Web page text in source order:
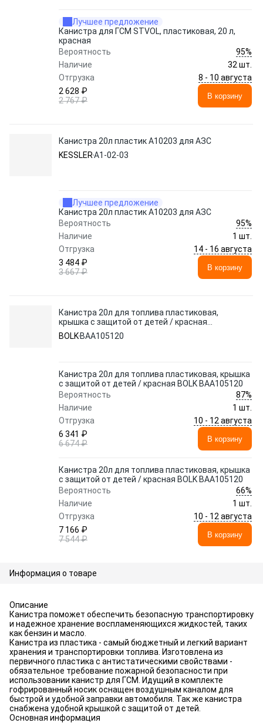
Лучшее предложение
Канистра для ГСМ STVOL, пластиковая, 20 л,
красная
Вероятность
95%
Наличие
32 шт.
Отгрузка
8 - 10 августа
2 628 ₽
2 767 ₽
В корзину
Канистра 20л пластик А10203 для АЗС
KESSLERА1-02-03
Лучшее предложение
Канистра 20л пластик А10203 для АЗС
Вероятность
95%
Наличие
1 шт.
Отгрузка
14 - 16 августа
3 484 ₽
3 667 ₽
В корзину
Канистра 20л для топлива пластиковая,
крышка с защитой от детей / красная
BOLK BAA105120
BOLK BAA105120
Канистра 20л для топлива пластиковая, крышка
с защитой от детей / красная BOLK BAA105120
Вероятность
87%
Наличие
1 шт.
Отгрузка
10 - 12 августа
6 341 ₽
6 674 ₽
В корзину
Канистра 20л для топлива пластиковая, крышка
с защитой от детей / красная BOLK BAA105120
Вероятность
66%
Наличие
1 шт.
Отгрузка
10 - 12 августа
7 166 ₽
7 544 ₽
В корзину
Информация о товаре
Описание
Канистра поможет обеспечить безопасную транспортировку
и надежное хранение воспламеняющихся жидкостей, таких
как бензин и масло.
Канистра из пластика - самый бюджетный и легкий вариант
хранения и транспортировки топлива. Изготовлена из
первичного пластика с антистатическими свойствами -
обязательное требование пожарной безопасности при
использовании канистр для ГСМ. Идущий в комплекте
гофрированный носик оснащен воздушным каналом для
быстрой и удобной заправки автомобиля. Так же канистра
снабжена удобной крышкой с защитой от детей.
Основная информация